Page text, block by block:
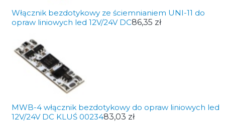
Włącznik bezdotykowy ze ściemnianiem UNI-11 do
opraw liniowych led 12V/24V DC86,35 zł
MWB-4 włącznik bezdotykowy do opraw liniowych led
12V/24V DC KLUŚ 0023483,03 zł